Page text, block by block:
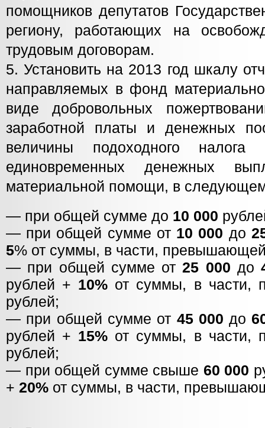
помощников депутатов
региону, работающих на
трудовым договорам.
5. Установить на 2013 год шкалу
направляемых в фонд
виде добровольных
заработной платы и денежных
величины подоходного налога
единовременных денежных
материальной помощи, в
— при общей сумме до 10 000
— при общей сумме от 10 000 до
5% от суммы, в части,
— при общей сумме от25 000 до
рублей + 10% от суммы, в части,
рублей;
— при общей сумме от 45 000 до
рублей + 15% от суммы, в части,
рублей;
— при общей сумме свыше 60 000
+ 20% от суммы, в части,